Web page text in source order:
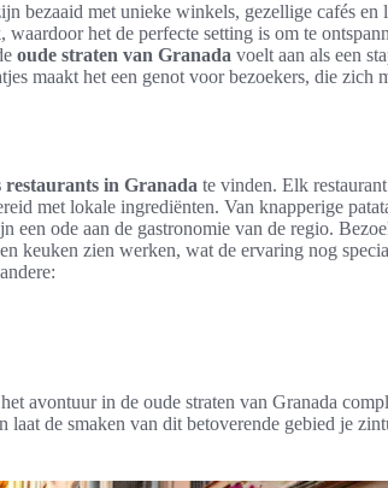
bezaaid met unieke winkels, gezellige cafés en
het de perfecte setting is om te
oude straten van Granada voelt aan als een
maakt het een genot voor bezoekers, die zich
restaurants in Granada te vinden. Elk
met lokale ingrediënten. Van knapperige
een ode aan de gastronomie van de regio.
keuken zien werken, wat de ervaring nog
avontuur in de oude straten van Granada
laat de smaken van dit betoverende gebied je